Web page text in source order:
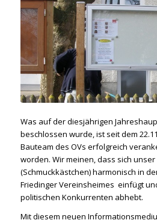
Was auf der diesjährigen
beschlossen wurde, ist seit dem
Bauteam des OVs erfolgreich
worden. Wir meinen, dass sich
(Schmuckkästchen) harmonisch in
Friedinger Vereinsheimes einfügt
politischen Konkurrenten abhebt.
Mit diesem neuen